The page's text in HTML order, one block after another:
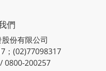
們
份有限公司
；(02)77098317
0800-200257